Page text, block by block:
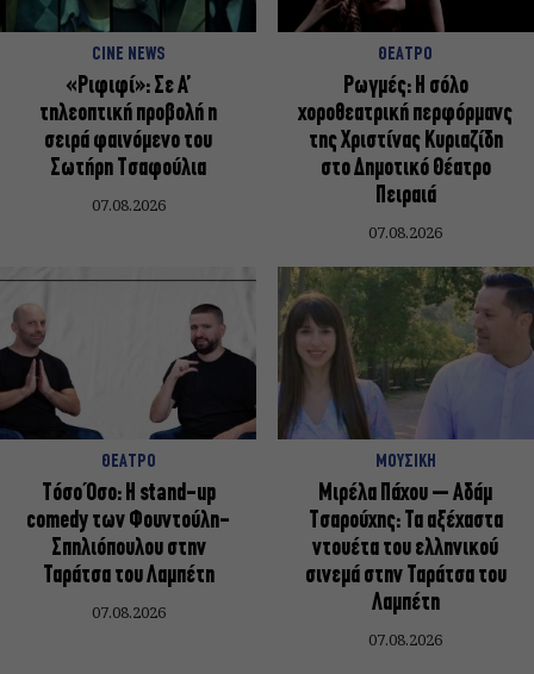
CINE NEWS
«Ριφιφί»: Σε Α’
τηλεοπτική προβολή η
σειρά φαινόμενο του
Σωτήρη Τσαφούλια
07.08.2026
ΘΕΑΤΡΟ
Ρωγμές: Η σόλο
χοροθεατρική περφόρμανς
της Χριστίνας Κυριαζίδη
στο Δημοτικό Θέατρο
Πειραιά
07.08.2026
ΘΕΑΤΡΟ
Τόσο Όσο: Η stand-up
comedy των Φουντούλη-
Σπηλιόπουλου στην
Ταράτσα του Λαμπέτη
07.08.2026
ΜΟΥΣΙΚΗ
Μιρέλα Πάχου – Αδάμ
Τσαρούχης: Τα αξέχαστα
ντουέτα του ελληνικού
σινεμά στην Ταράτσα του
Λαμπέτη
07.08.2026